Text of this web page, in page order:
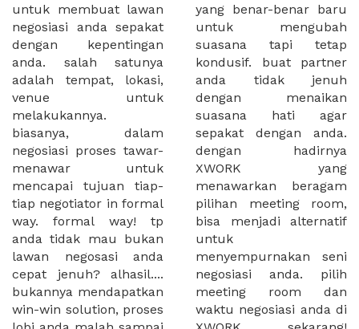
untuk membuat lawan
negosiasi anda sepakat
dengan kepentingan
anda. salah satunya
adalah tempat, lokasi,
venue untuk
melakukannya.
biasanya, dalam
negosiasi proses tawar-
menawar untuk
mencapai tujuan tiap-
tiap negotiator in formal
way. formal way! tp
anda tidak mau bukan
lawan negosasi anda
cepat jenuh? alhasil....
bukannya mendapatkan
win-win solution, proses
yang benar-benar baru
untuk mengubah
suasana tapi tetap
kondusif. buat partner
anda tidak jenuh
dengan menaikan
suasana hati agar
sepakat dengan anda.
dengan hadirnya
XWORK yang
menawarkan beragam
pilihan meeting room,
bisa menjadi alternatif
untuk
menyempurnakan seni
negosiasi anda. pilih
meeting room dan
waktu negosiasi anda di